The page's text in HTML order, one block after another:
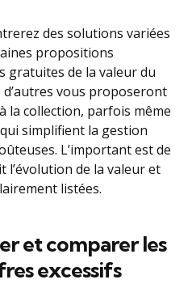
des solutions variées
propositions
gratuites de la valeur du
vous proposeront
la collection, parfois même
simplifient la gestion
L’important est de
de la valeur et
listées.
et comparer les
excessifs